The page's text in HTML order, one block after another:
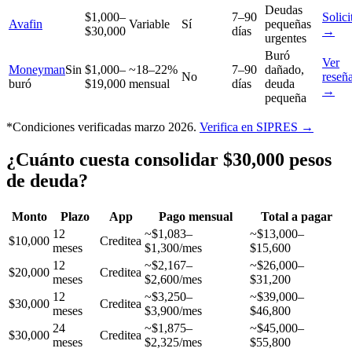
Avafin
$1,000–
$30,000
Variable Sí
7–90
días
Deudas
pequeñas
urgentes
→
MoneymanSin
buró
$1,000–
$19,000
~18–22%
mensual
No
7–90
días
Buró
dañado,
deuda
pequeña
Ver
→
*Condiciones verificadas marzo 2026. Verifica en SIPRES →
¿Cuánto cuesta consolidar $30,000 pesos
de deuda?
Monto Plazo App Pago mensual
Total a pagar
$10,000
12
meses
Creditea
~$1,083–
$1,300/mes
~$13,000–
$15,600
$20,000
12
meses
Creditea
~$2,167–
$2,600/mes
~$26,000–
$31,200
$30,000
12
meses
Creditea
~$3,250–
$3,900/mes
~$39,000–
$46,800
$30,000
24
meses
Creditea
~$1,875–
$2,325/mes
~$45,000–
$55,800